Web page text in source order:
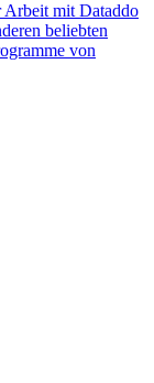
Arbeit mit Dataddo
beliebten
von